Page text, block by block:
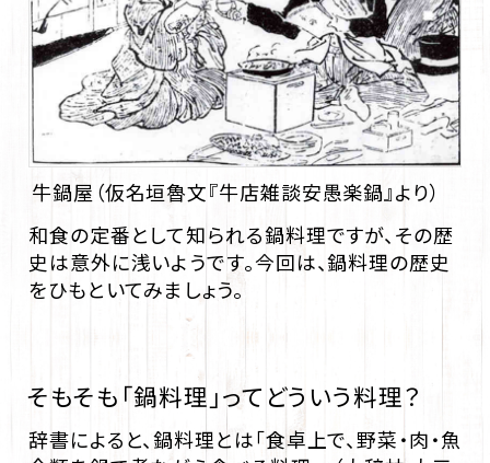
牛鍋屋（仮名垣魯文『牛店雑談安愚楽鍋』より）
和食の定番として知られる鍋料理ですが、その歴
史は意外に浅いようです。今回は、鍋料理の歴史
をひもといてみましょう。
そもそも「鍋料理」ってどういう料理？
辞書によると、鍋料理とは「食卓上で、野菜・肉・魚